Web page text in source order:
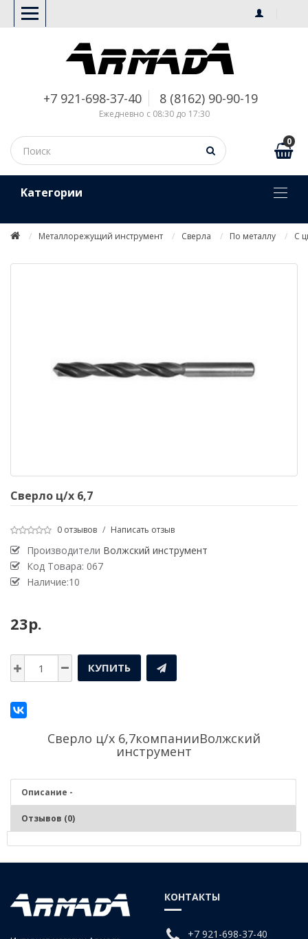
+7 921-698-37-40 8 (8162) 90-90-19
Ежедневно с 08:30 до 17:30
0
Kатегории
Металлорежущий инструмент Сверла По металлу С
Сверло ц/х 6,7
0 отзывов / Написать отзыв
Производители Волжский инструмент
Код Товара: 067
Наличие:10
23р.
КУПИТЬ
Сверло ц/х 6,7компанииВолжский
инструмент
Описание -
Отзывов (0)
Серия:
Средняя
Материал:
КОНТАКТЫ
+7 921-698-37-40